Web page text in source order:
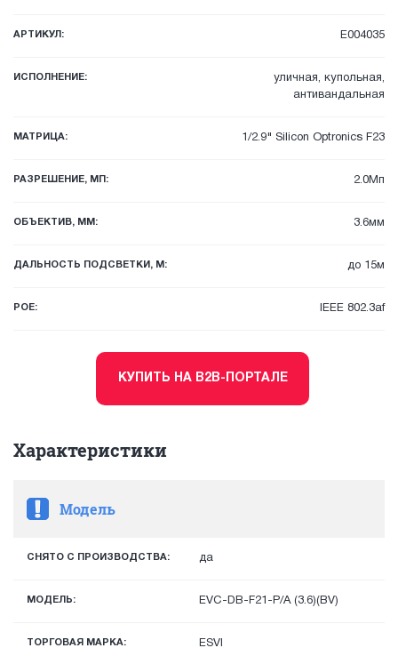
АРТИКУЛ: E004035
ИСПОЛНЕНИЕ:
уличная, купольная,
антивандальная
МАТРИЦА: 1/2.9" Silicon Optronics F23
РАЗРЕШЕНИЕ, МП: 2.0Мп
ОБЪЕКТИВ, ММ: 3.6мм
ДАЛЬНОСТЬ ПОДСВЕТКИ, М: до 15м
POE: IEEE 802.3af
КУПИТЬ НА B2B-ПОРТАЛЕ
Характеристики
Модель
СНЯТО С ПРОИЗВОДСТВА: да
МОДЕЛЬ: EVC-DB-F21-P/A (3.6)(BV)
ТОРГОВАЯ МАРКА: ESVI